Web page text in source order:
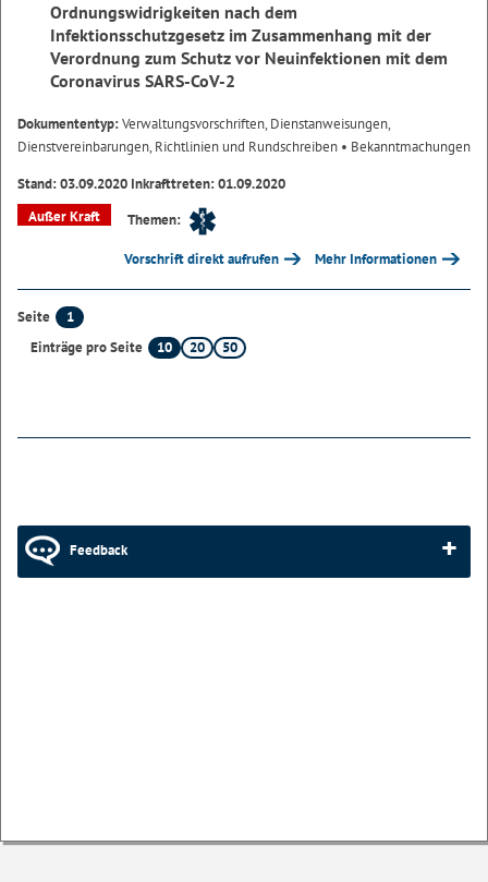
Ordnungswidrigkeiten nach dem
Infektionsschutzgesetz im Zusammenhang mit der
Verordnung zum Schutz vor Neuinfektionen mit dem
Coronavirus SARS-CoV-2
Dokumententyp:Verwaltungsvorschriften, Dienstanweisungen,
Dienstvereinbarungen, Richtlinien und Rundschreiben • Bekanntmachungen
Stand: 03.09.2020 Inkrafttreten: 01.09.2020
Außer Kraft
Themen:
Vorschrift direkt aufrufen Mehr Informationen
Seite
1
Einträge pro Seite
10 20 50
Feedback